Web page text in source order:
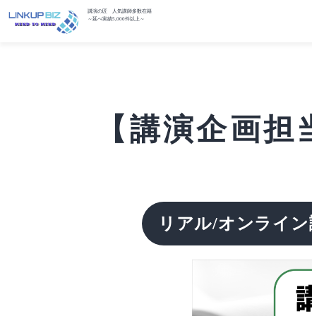
講演の匠 人気講師多数在籍
～延べ実績5,000件以上～
【講演企画
リアル/オンライ